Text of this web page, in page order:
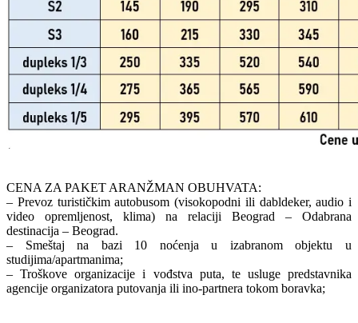
CENA ZA PAKET ARANŽMAN OBUHVATA:
– Prevoz turističkim autobusom (visokopodni ili dabldeker, audio i
video opremljenost, klima) na relaciji Beograd – Odabrana
destinacija – Beograd.
– Smeštaj na bazi 10 noćenja u izabranom objektu u
studijima/apartmanima;
– Troškove organizacije i vođstva puta, te usluge predstavnika
agencije organizatora putovanja ili ino-partnera tokom boravka;